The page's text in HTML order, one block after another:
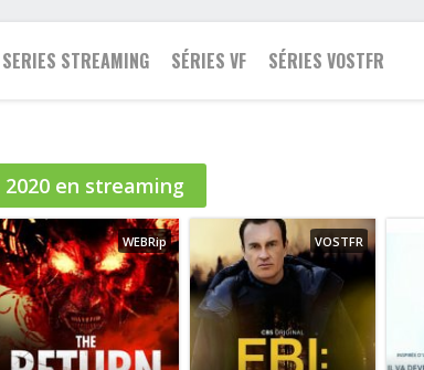
Action
Animation
Aventure
Biopic
Comédie
Drame
Documentaire
Guerre
Historique
Policier
Romance
Science fiction
Thriller
SERIES STREAMING
2021
2020
2019
2018
2017
2016
2015
Animation
Aventure
Biopic
Comédie
Documentaire
Drame
SÉRIES VF SÉRIES VOSTFR
2020 en streaming
WEBRip VOSTFR